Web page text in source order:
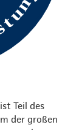
Teil des
der großen